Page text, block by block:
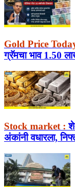
Gold Price
ग्रॅमचा भाव 1.50
Stock market :
अंकांनी वधारला,